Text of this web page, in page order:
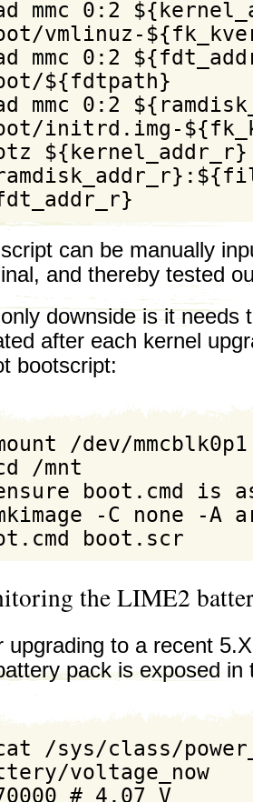
mmc 0:2
vmlinuz-
mmc 0:2
${fdtpath}
mmc 0:2
initrd.img-
${kernel_addr_r}
can be manually
and thereby tested
downside is it needs
after each kernel
bootscript:
/dev/
/mnt
boot.cmd is
-C none -
boot.scr
the LIME2
upgrading to a recent
pack is exposed
/sys/class/
voltage_now
# 4.07 V